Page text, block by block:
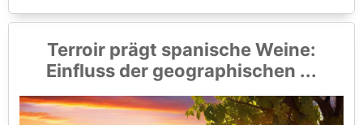
Terroir prägt spanische Weine:
Einfluss der geographischen ...